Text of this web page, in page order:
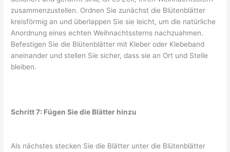
zusammenzustellen. Ordnen Sie zunächst die Blütenblätter
kreisförmig an und überlappen Sie sie leicht, um die natürliche
Anordnung eines echten Weihnachtssterns nachzuahmen.
Befestigen Sie die Blütenblätter mit Kleber oder Klebeband
aneinander und stellen Sie sicher, dass sie an Ort und Stelle
bleiben.
Schritt 7: Fügen Sie die Blätter hinzu
Als nächstes stecken Sie die Blätter unter die Blütenblätter